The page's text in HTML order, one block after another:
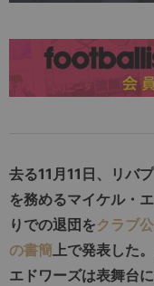
去る11月11日、リバ
を務めるマイケル・
りでの退団をクラブ
の書簡上で発表した
エドワーズは表舞台